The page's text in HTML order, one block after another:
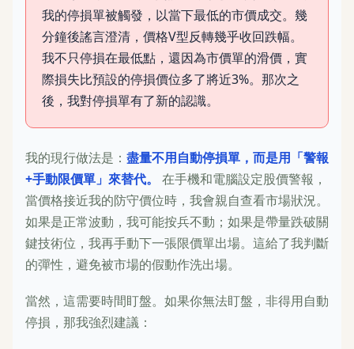
我的停損單被觸發，以當下最低的市價成交。幾
分鐘後謠言澄清，價格V型反轉幾乎收回跌幅。
我不只停損在最低點，還因為市價單的滑價，實
際損失比預設的停損價位多了將近3%。那次之
後，我對停損單有了新的認識。
我的現行做法是： 盡量不用自動停損單，而是用「警報
+手動限價單」來替代。
在手機和電腦設定股價警報，
當價格接近我的防守價位時，我會親自查看市場狀況。
如果是正常波動，我可能按兵不動；如果是帶量跌破關
鍵技術位，我再手動下一張限價單出場。這給了我判斷
的彈性，避免被市場的假動作洗出場。
當然，這需要時間盯盤。如果你無法盯盤，非得用自動
停損，那我強烈建議：